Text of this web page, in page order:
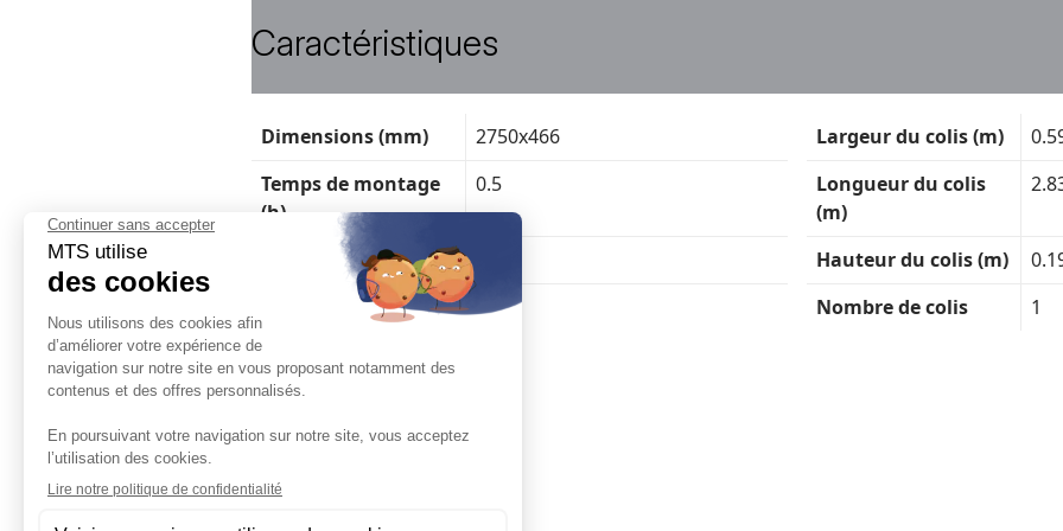
Caractéristiques
technique
Dimensions (mm)
2750x466
Temps de montage
(h)
0.5
Poids brut (kg)
Poids net (kg)
24
Largeur du colis (m)
Longueur du colis
(m)
Hauteur du colis (m)
Nombre de colis
1